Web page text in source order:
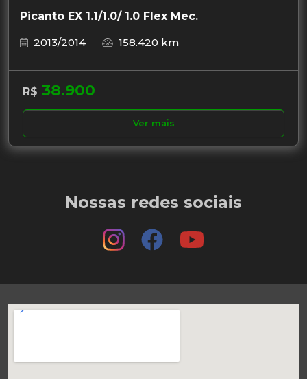
Picanto EX 1.1/1.0/ 1.0 Flex Mec.
2013/2014
158.420 km
R$ 38.900
Ver mais
Nossas redes sociais